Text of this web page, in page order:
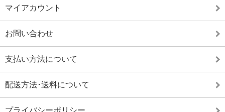
マイアカウント
お問い合わせ
支払い方法について
配送方法･送料について
プライバシーポリシー